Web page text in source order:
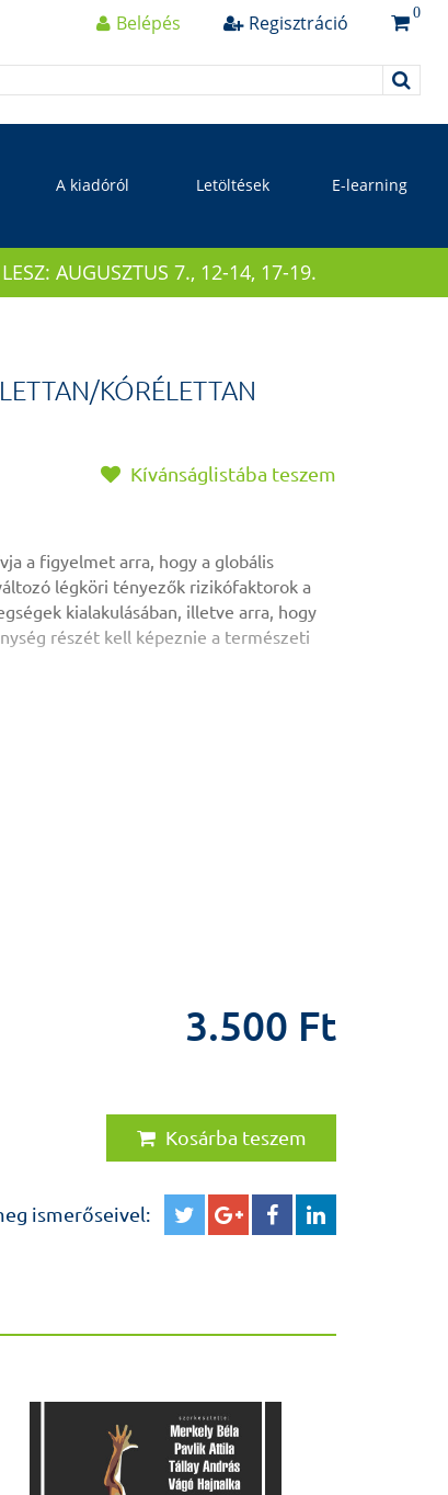
Belépés Regisztráció 0
A kiadóról Letöltések E-learning
AUGUSZTUS 7., 12-14, 17-19.
KÓRÉLETTAN
Kívánságlistába teszem
a figyelmet arra, hogy a globális
légköri tényezők rizikófaktorok a
kialakulásában, illetve arra, hogy
részét kell képeznie a természeti
3.500 Ft
Kosárba teszem
ismerőseivel: